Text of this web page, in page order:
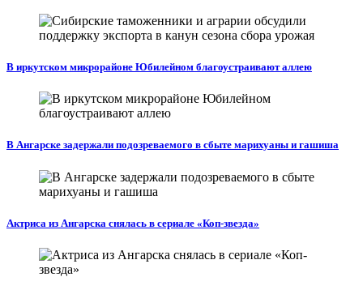
В иркутском микрорайоне Юбилейном благоустраивают аллею
В Ангарске задержали подозреваемого в сбыте марихуаны и гашиша
Актриса из Ангарска снялась в сериале «Коп-звезда»